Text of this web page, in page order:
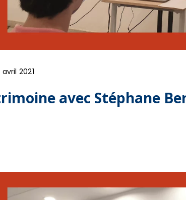
avril 2021
avec Stéphane